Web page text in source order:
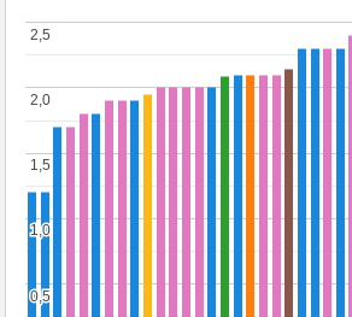
0,5
0,5
1,0
1,0
1,5
1,5
2,0
2,0
2,5
2,5